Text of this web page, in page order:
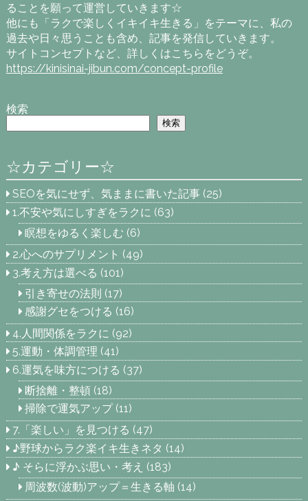
ることを願って運営していきます☆
他にも「ラクで楽しくイキイキ生きる」をテーマに、私の
過去や日々思うことも含め、記事を発信していきます。
サイトコンセプトなど、詳しくはこちらをどうぞ。
https://kinisinai-jibun.com/concept-profile
検索
検索
☆カテゴリー☆
SEOを気にせず、気ままに書いた記事 (25)
1.不安や気にしすぎをラクに (63)
瞑想をゆるく楽しむ (6)
2.心へのサプリメント (49)
3.考え方は選べる (101)
引き寄せの法則 (17)
感謝グセをつける (16)
4.人間関係をラクに (92)
5.運動・体調管理 (41)
6.運気を味方につける (37)
断捨離・整頓(18)
掃除で運気アップ(11)
7.「楽しい」を見つける (47)
♪野球からラク楽イキ生きネタ (14)
♪ そらに浮かぶ思い・考え (183)
周波数(波動)アップ＝生きる軸 (14)